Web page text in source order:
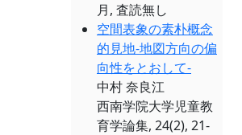
月, 査読無し
空間表象の素朴概念
的見地-地図方向の偏
向性をとおして-
中村 奈良江
西南学院大学児童教
育学論集, 24(2), 21-